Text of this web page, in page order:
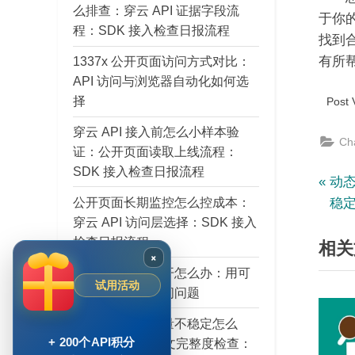
于你
找到
有所
Post
文
导
航
P
r
v
i
动
稳
相
么排查：穿云 API 证据字段流
程：SDK 接入检查日报流程
1337x 公开页面访问方式对比：
API 访问与浏览器自动化如何选
择
穿云 API 接入前怎么小样本验
证：公开页面读取上线流程：
SDK 接入检查日报流程
公开页面长期监控怎么控成本：
穿云 API 访问层选择：SDK 接入
检查日报流程
1337x 页面打不开怎么办：用可
观察字段判断访问问题
AI Agent 输入质量不稳定怎么
办：穿云 API 正文完整度检查：
×
试用活动
+ 200个API积分